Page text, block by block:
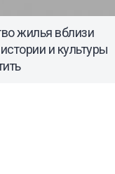
жилья вблизи
и культуры